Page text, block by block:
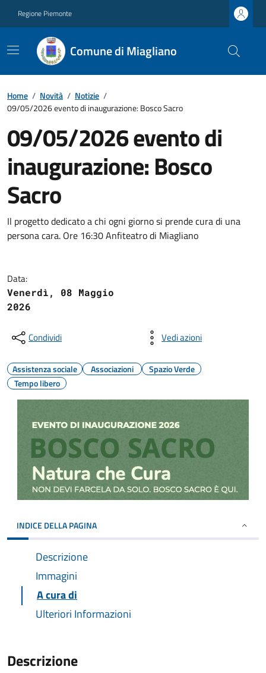
Regione Piemonte
Comune di Miagliano
Home / Novità / Notizie /
09/05/2026 evento di inaugurazione: Bosco Sacro
09/05/2026 evento di
inaugurazione: Bosco
Sacro
Il progetto dedicato a chi ogni giorno si prende cura di una
persona cara. Ore 16:30 Anfiteatro di Miagliano
Data:
Venerdì, 08 Maggio
2026
Condividi Vedi azioni
Assistenza sociale Associazioni
Spazio Verde
Tempo libero
INDICE DELLA PAGINA
Descrizione
Immagini
A cura di
Ulteriori Informazioni
Descrizione